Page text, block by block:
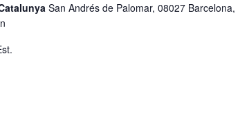
San Andrés de Palomar, 08027 Barcelona,